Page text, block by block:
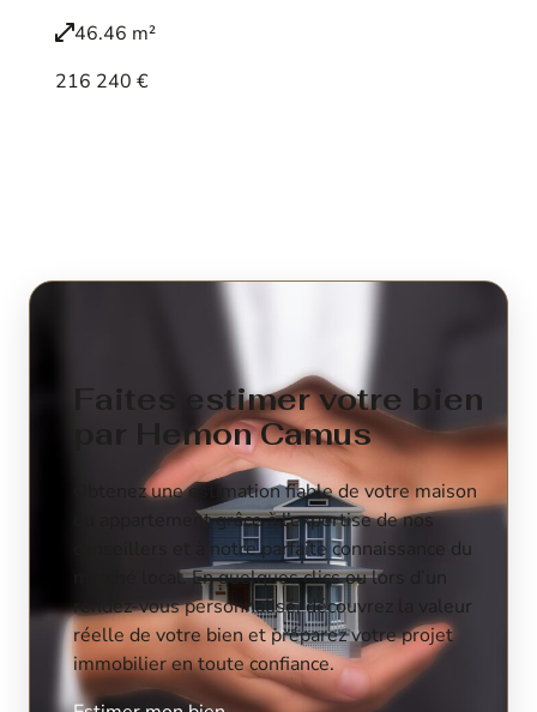
46.46 m²
216 240 €
Faites estimer votre bien
par Hemon Camus
Obtenez une estimation fiable de votre maison
ou appartement grâce à l’expertise de nos
conseillers et à notre parfaite connaissance du
marché local. En quelques clics ou lors d’un
rendez-vous personnalisé, découvrez la valeur
réelle de votre bien et préparez votre projet
immobilier en toute confiance.